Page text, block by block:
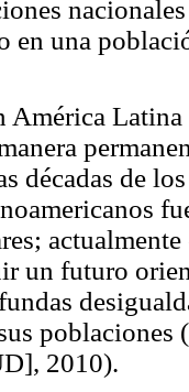
en una
América
décadas de
actualmente
un futuro
poblaciones
2010).